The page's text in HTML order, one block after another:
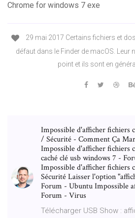
Chrome for windows 7 exe
29 mai 2017 Certains fichiers et
défaut dans le Finder de macOS.
point et ils sont en
Impossible d'afficher fichiers
/ Sécurité - Comment Ça
Impossible d'afficher fichiers
caché clé usb windows 7 -
Impossible d'afficher fichiers
Sécurité Laisser l'option
Forum - Ubuntu Impossible
Forum - Virus
Télécharger USB Show :